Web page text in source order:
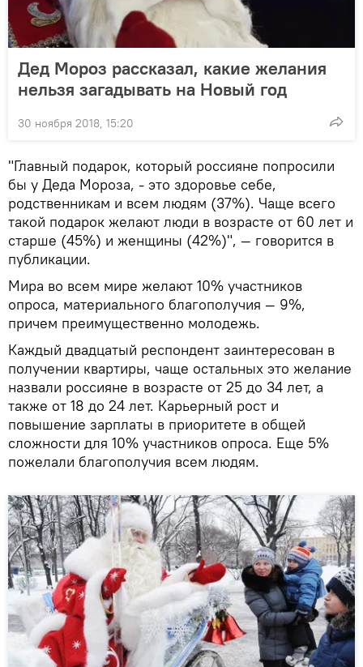
Дед Мороз рассказал, какие желания
нельзя загадывать на Новый год
30 ноября 2018, 15:20
"Главный подарок, который россияне попросили
бы у Деда Мороза, - это здоровье себе,
родственникам и всем людям (37%). Чаще всего
такой подарок желают люди в возрасте от 60 лет и
старше (45%) и женщины (42%)", — говорится в
публикации.
Мира во всем мире желают 10% участников
опроса, материального благополучия — 9%,
причем преимущественно молодежь.
Каждый двадцатый респондент заинтересован в
получении квартиры, чаще остальных это желание
назвали россияне в возрасте от 25 до 34 лет, а
также от 18 до 24 лет. Карьерный рост и
повышение зарплаты в приоритете в общей
сложности для 10% участников опроса. Еще 5%
пожелали благополучия всем людям.